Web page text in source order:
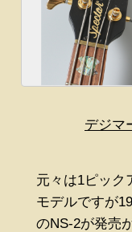
デジマ
元々は1ピック
モデルですが
のNS-2が発売